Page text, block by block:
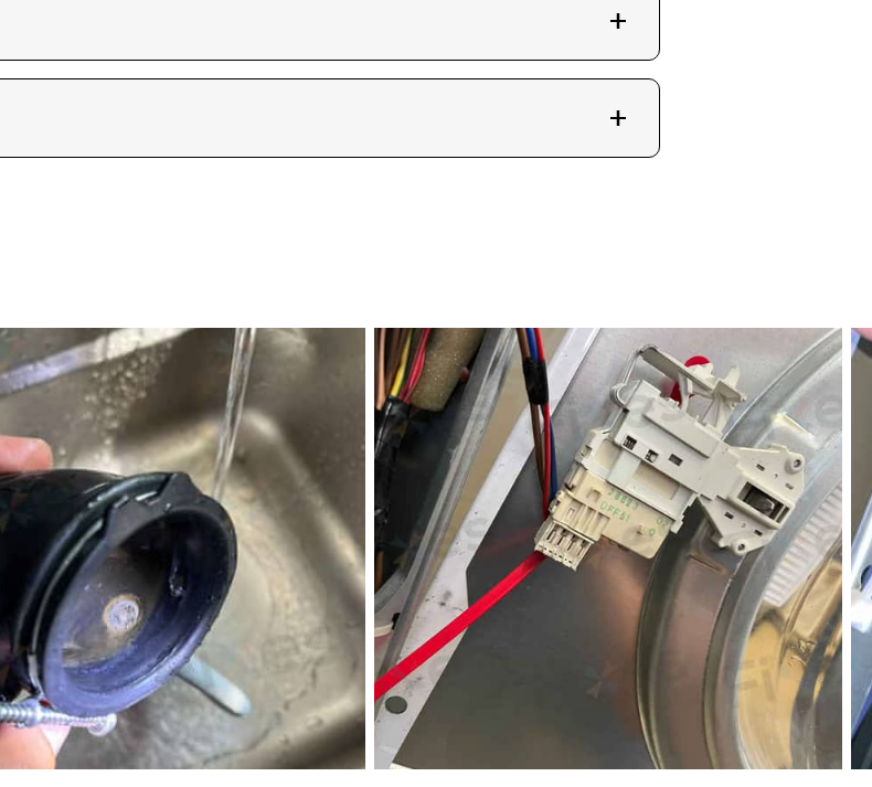
和梘喉也是非常重要的，以確保洗衣機的正常運作和延長使用壽
的型號號碼，並能夠提供故障現象的照片或影片，以便於我們更快
系統能夠提供更準確的報價，快速解決您的洗衣機問題。